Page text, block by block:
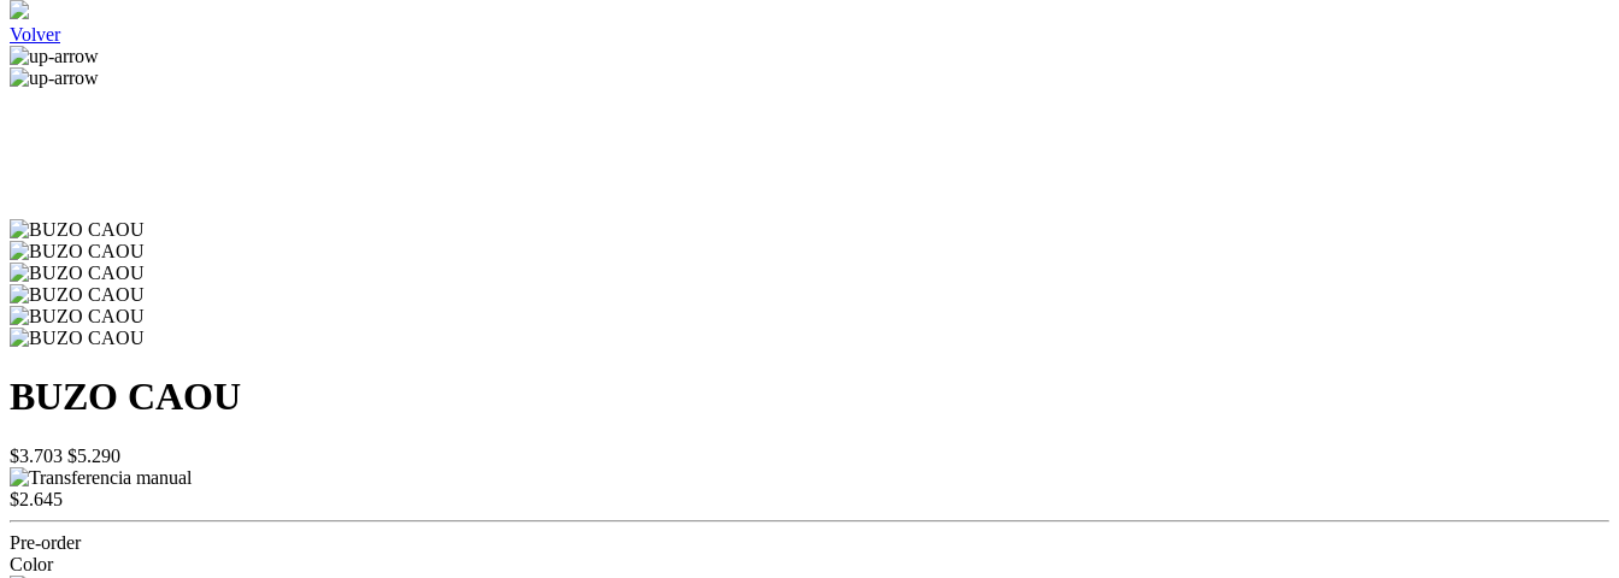
Volver
BUZO CAOU
$3.703 $5.290
$2.645
Pre-order
Color